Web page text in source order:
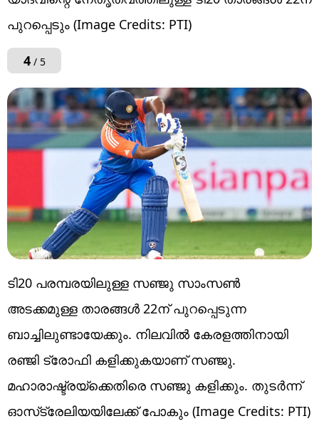
പുറപ്പെടും (Image Credits: PTI)
4/ 5
ടി20 പരമ്പരയിലുള്ള സഞ്ജു സാംസണ്‍
അടക്കമുള്ള താരങ്ങള്‍ 22ന് പുറപ്പെടുന്ന
ബാച്ചിലുണ്ടായേക്കും. നിലവില്‍ കേരളത്തിനായി
രഞ്ജി ട്രോഫി കളിക്കുകയാണ് സഞ്ജു.
മഹാരാഷ്ട്രയ്‌ക്കെതിരെ സഞ്ജു കളിക്കും. തുടര്‍ന്ന്
ഓസ്‌ട്രേലിയയിലേക്ക് പോകും (Image Credits: PTI)